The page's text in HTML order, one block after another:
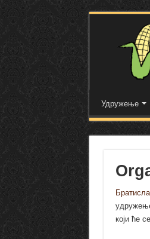
Удружење
који ће